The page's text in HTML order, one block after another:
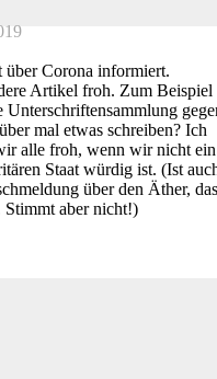
über Corona informiert.
Artikel froh. Zum Beispiel
mal etwas schreiben? Ich
alle froh, wenn wir nicht ein
Staat würdig ist. (Ist
über den Äther, das
Stimmt aber nicht!)